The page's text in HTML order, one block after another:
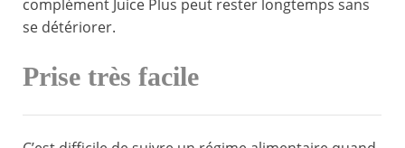
complément Juice Plus peut rester longtemps sans
se détériorer.
Prise très facile